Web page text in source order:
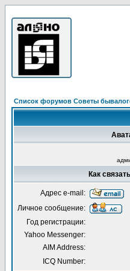
Список форумов Советы
Как
Адрес e-mail:
Личное сообщение:
Год регистрации:
Yahoo Messenger:
AIM Address:
ICQ Number: